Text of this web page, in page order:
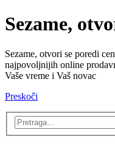
Sezame,
Sezame, otvori se poredi
najpovoljnijih online
Vaše vreme i Vaš novac
Preskoči